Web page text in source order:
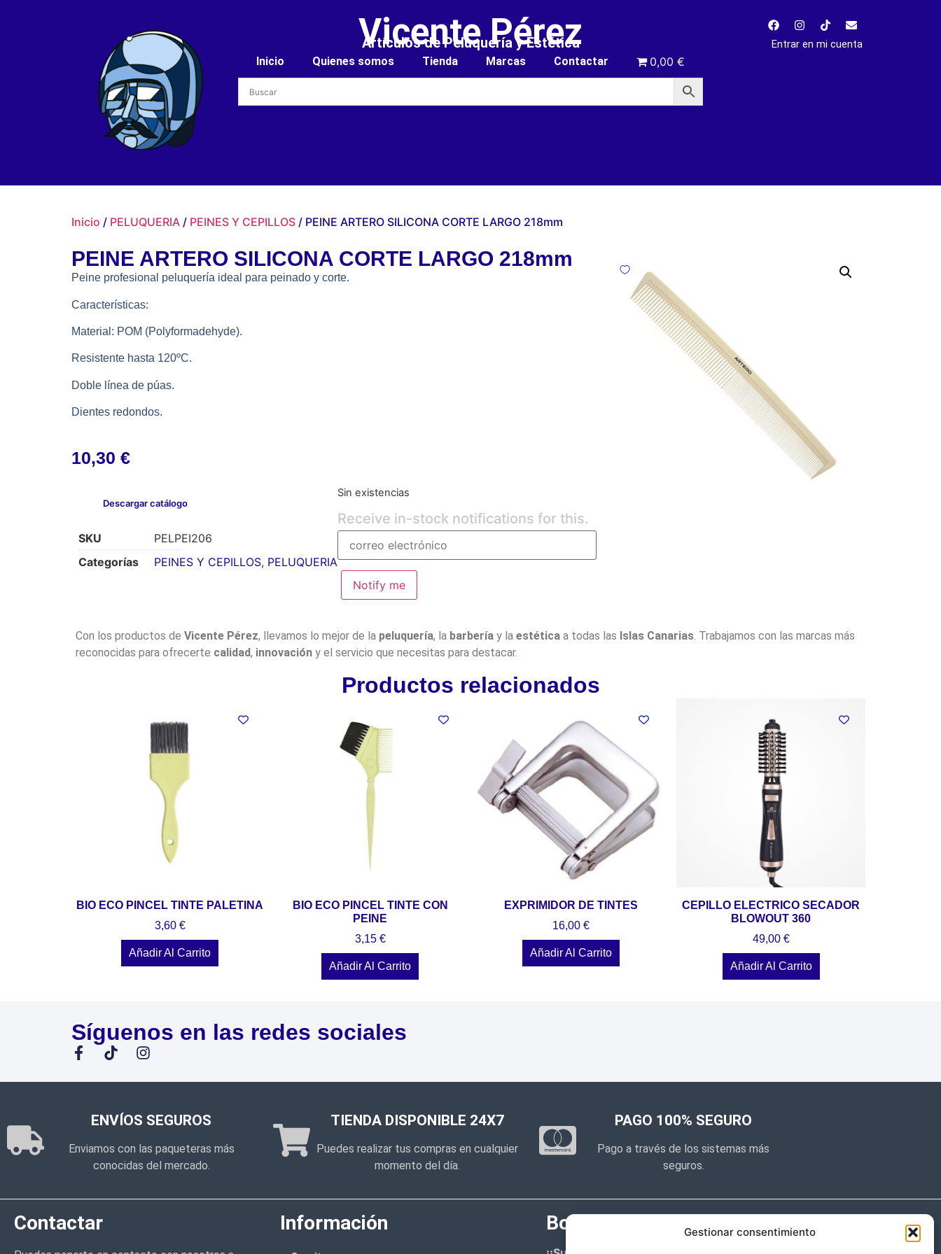
Gestionar consentimiento
Vicente Pérez
Artículos de Peluquería y Estética
Inicio Quienes somos Tienda Marcas Contactar 0,00 €
Entrar en mi cuenta
Inicio / PELUQUERIA / PEINES Y CEPILLOS / PEINE ARTERO SILICONA CORTE LARGO 218mm
PEINE ARTERO SILICONA CORTE LARGO 218mm
Peine profesional peluquería ideal para peinado y corte.
Características:
Material: POM (Polyformadehyde).
Resistente hasta 120ºC.
Doble línea de púas.
Dientes redondos.
10,30 €
Descargar catálogo
SKU
PELPEI206
Categorías
PEINES Y CEPILLOS, PELUQUERIA
Sin existencias
Receive in-stock notifications for this.
Notify me
Con los productos de Vicente Pérez, llevamos lo mejor de la peluquería, la barberíay la estéticaa todas las Islas Canarias. Trabajamos con las marcas más
reconocidas para ofrecerte calidad, innovacióny el servicio que necesitas para destacar.
Productos relacionados
BIO ECO PINCEL TINTE PALETINA
3,60 €
Añadir Al Carrito
BIO ECO PINCEL TINTE CON
PEINE
3,15 €
Añadir Al Carrito
EXPRIMIDOR DE TINTES
16,00 €
Añadir Al Carrito
CEPILLO ELECTRICO SECADOR
BLOWOUT 360
49,00 €
Añadir Al Carrito
Síguenos en las redes sociales
ENVÍOS SEGUROS
Enviamos con las paqueteras más
conocidas del mercado.
TIENDA DISPONIBLE 24X7
Puedes realizar tus compras en cualquier
momento del día.
PAGO 100% SEGURO
Pago a través de los sistemas más
seguros.
Contactar Información Boletín de noticias